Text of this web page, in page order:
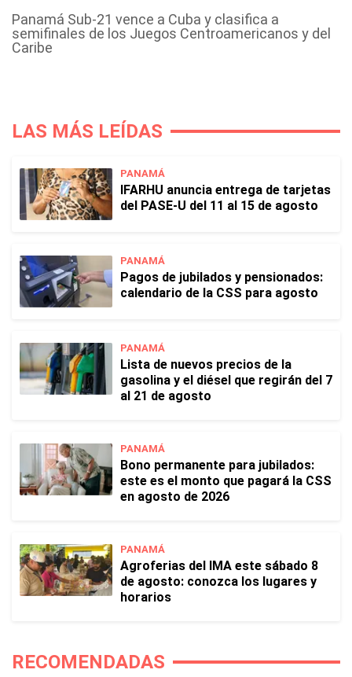
Panamá Sub-21 vence a Cuba y clasifica a
semifinales de los Juegos Centroamericanos y del
Caribe
LAS MÁS LEÍDAS
PANAMÁ
IFARHU anuncia entrega de tarjetas
del PASE-U del 11 al 15 de agosto
PANAMÁ
Pagos de jubilados y pensionados:
calendario de la CSS para agosto
PANAMÁ
Lista de nuevos precios de la
gasolina y el diésel que regirán del 7
al 21 de agosto
PANAMÁ
Bono permanente para jubilados:
este es el monto que pagará la CSS
en agosto de 2026
PANAMÁ
Agroferias del IMA este sábado 8
de agosto: conozca los lugares y
horarios
RECOMENDADAS